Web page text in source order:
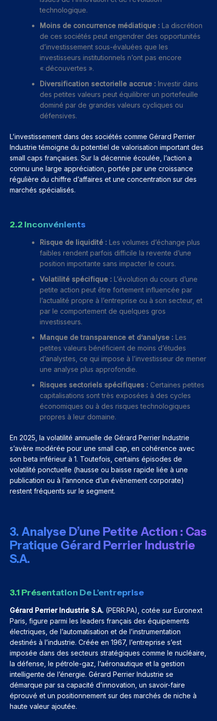
technologique.
Moins de concurrence médiatique : La discrétion
de ces sociétés peut engendrer des opportunités
d’investissement sous-évaluées que les
investisseurs institutionnels n’ont pas encore
« découvertes ».
Diversification sectorielle accrue : Investir dans
des petites valeurs peut équilibrer un portefeuille
dominé par de grandes valeurs cycliques ou
défensives.
L’investissement dans des sociétés comme Gérard Perrier
Industrie témoigne du potentiel de valorisation important des
small caps françaises. Sur la décennie écoulée, l’action a
connu une large appréciation, portée par une croissance
régulière du chiffre d’affaires et une concentration sur des
marchés spécialisés.
2.2 Inconvénients
Risque de liquidité : Les volumes d’échange plus
faibles rendent parfois difficile la revente d’une
position importante sans impacter le cours.
Volatilité spécifique : L’évolution du cours d’une
petite action peut être fortement influencée par
l’actualité propre à l’entreprise ou à son secteur, et
par le comportement de quelques gros
investisseurs.
Manque de transparence et d’analyse : Les
petites valeurs bénéficient de moins d’études
d’analystes, ce qui impose à l’investisseur de mener
une analyse plus approfondie.
Risques sectoriels spécifiques : Certaines petites
capitalisations sont très exposées à des cycles
économiques ou à des risques technologiques
propres à leur domaine.
En 2025, la volatilité annuelle de Gérard Perrier Industrie
s’avère modérée pour une small cap, en cohérence avec
son beta inférieur à 1. Toutefois, certains épisodes de
volatilité ponctuelle (hausse ou baisse rapide liée à une
publication ou à l’annonce d’un évènement corporate)
restent fréquents sur le segment.
3. Analyse D’une Petite Action : Cas
Pratique Gérard Perrier Industrie
S.A.
3.1 Présentation De L’entreprise
Gérard Perrier Industrie S.A. (PERR.PA), cotée sur Euronext
Paris, figure parmi les leaders français des équipements
électriques, de l’automatisation et de l’instrumentation
destinés à l’industrie. Créée en 1967, l’entreprise s’est
imposée dans des secteurs stratégiques comme le nucléaire,
la défense, le pétrole-gaz, l’aéronautique et la gestion
intelligente de l’énergie. Gérard Perrier Industrie se
démarque par sa capacité d’innovation, un savoir-faire
éprouvé et un positionnement sur des marchés de niche à
haute valeur ajoutée.